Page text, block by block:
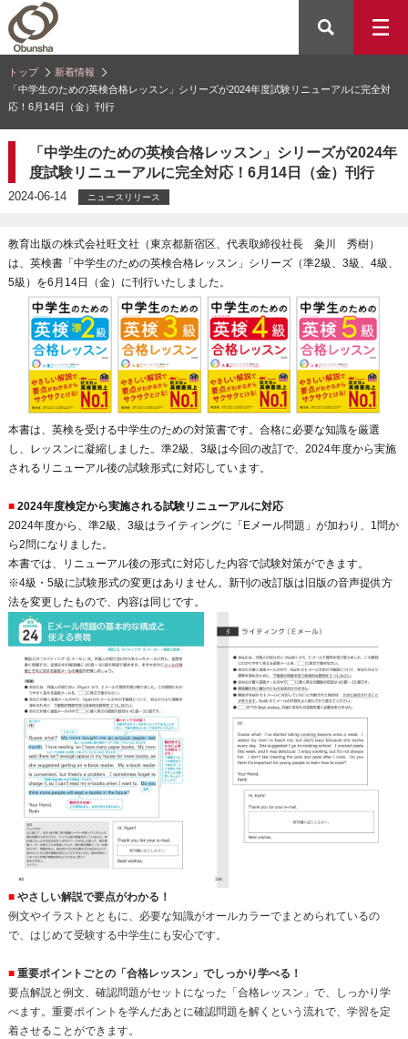
トップ
新着情報
「中学生のための英検合格レッスン」シリーズが2024年度試験リニューアルに完全対
応！6月14日（金）刊行
「中学生のための英検合格レッスン」シリーズが2024年
度試験リニューアルに完全対応！6月14日（金）刊行
2024-06-14 ニュースリリース
教育出版の株式会社旺文社（東京都新宿区、代表取締役社長 粂川 秀樹）
は、英検書「中学生のための英検合格レッスン」シリーズ（準2級、3級、4級、
5級）を6月14日（金）に刊行いたしました。
本書は、英検を受ける中学生のための対策書です。合格に必要な知識を厳選
し、レッスンに凝縮しました。準2級、3級は今回の改訂で、2024年度から実施
されるリニューアル後の試験形式に対応しています。
■2024年度検定から実施される試験リニューアルに対応
2024年度から、準2級、3級はライティングに「Eメール問題」が加わり、1問か
ら2問になりました。
本書では、リニューアル後の形式に対応した内容で試験対策ができます。
※4級・5級に試験形式の変更はありません。新刊の改訂版は旧版の音声提供方
法を変更したもので、内容は同じです。
■やさしい解説で要点がわかる！
例文やイラストとともに、必要な知識がオールカラーでまとめられているの
で、はじめて受験する中学生にも安心です。
■重要ポイントごとの「合格レッスン」でしっかり学べる！
要点解説と例文、確認問題がセットになった「合格レッスン」で、しっかり学
べます。重要ポイントを学んだあとに確認問題を解くという流れで、学習を定
着させることができます。